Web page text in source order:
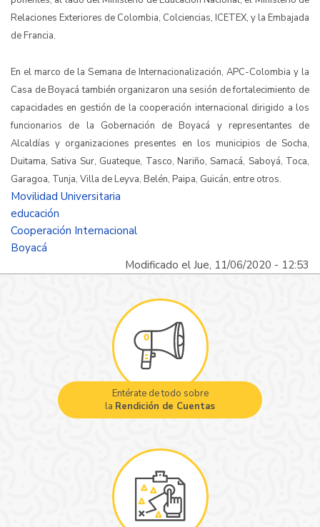
Relaciones Exteriores de Colombia, Colciencias, ICETEX, y la Embajada
de Francia.
En el marco de la Semana de Internacionalización, APC-Colombia y la
Casa de Boyacá también organizaron una sesión de fortalecimiento de
capacidades en gestión de la cooperación internacional dirigido a los
funcionarios de la Gobernación de Boyacá y representantes de
Alcaldías y organizaciones presentes en los municipios de Socha,
Duitama, Sativa Sur, Guateque, Tasco, Nariño, Samacá, Saboyá, Toca,
Garagoa, Tunja, Villa de Leyva, Belén, Paipa, Guicán, entre otros.
Movilidad Universitaria
educación
Cooperación Internacional
Boyacá
Modificado el Jue, 11/06/2020 - 12:53
Entérate de todo sobre
la Rendición de Cuentas